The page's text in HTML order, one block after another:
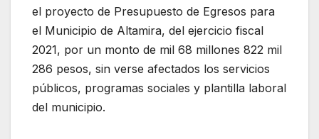
el proyecto de Presupuesto de Egresos para
el Municipio de Altamira, del ejercicio fiscal
2021, por un monto de mil 68 millones 822 mil
286 pesos, sin verse afectados los servicios
públicos, programas sociales y plantilla laboral
del municipio.